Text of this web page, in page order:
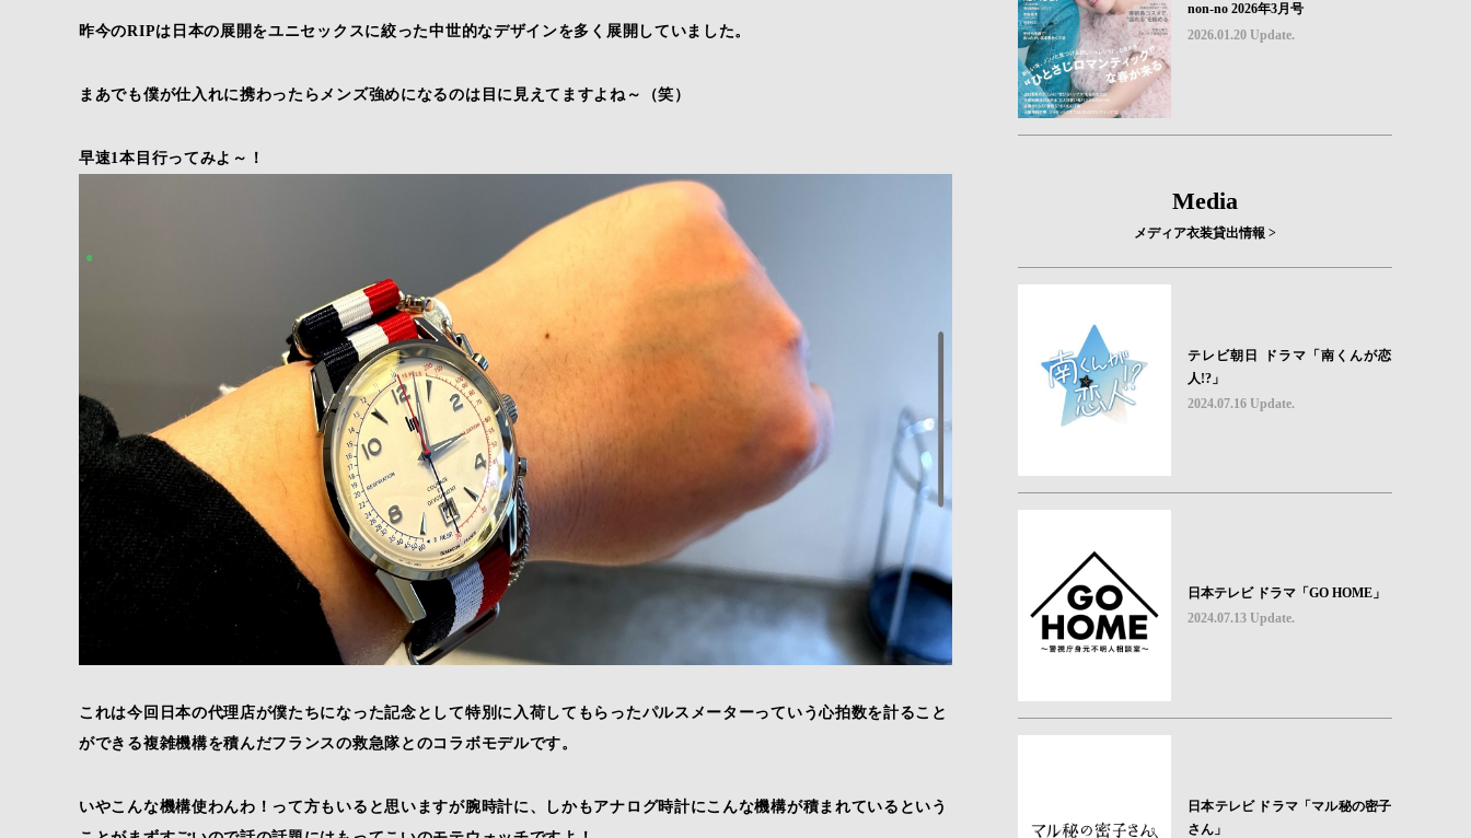
昨今のRIPは日本の展開をユニセックスに絞った中世的なデザインを多く展開していました。
まあでも僕が仕入れに携わったらメンズ強めになるのは目に見えてますよね～（笑）
早速1本目行ってみよ～！
これは今回日本の代理店が僕たちになった記念として特別に入荷してもらったパルスメーターっていう心拍数を計ること
ができる複雑機構を積んだフランスの救急隊とのコラボモデルです。
いやこんな機構使わんわ！って方もいると思いますが腕時計に、しかもアナログ時計にこんな機構が積まれているという
non-no 2026年3月号
2026.01.20 Update.
Media
メディア衣装貸出情報 >
テレビ朝日 ドラマ「南くんが恋
人!?」
2024.07.16 Update.
日本テレビ ドラマ「GO HOME」
2024.07.13 Update.
日本テレビ ドラマ「マル秘の密子
さん」